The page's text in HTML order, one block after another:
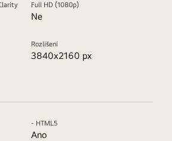
Full HD (1080p)
Ne
Rozlišení
3840x2160 px
- HTML5
Ano